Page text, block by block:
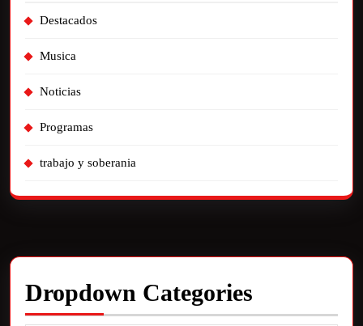
Destacados
Musica
Noticias
Programas
trabajo y soberania
Dropdown Categories